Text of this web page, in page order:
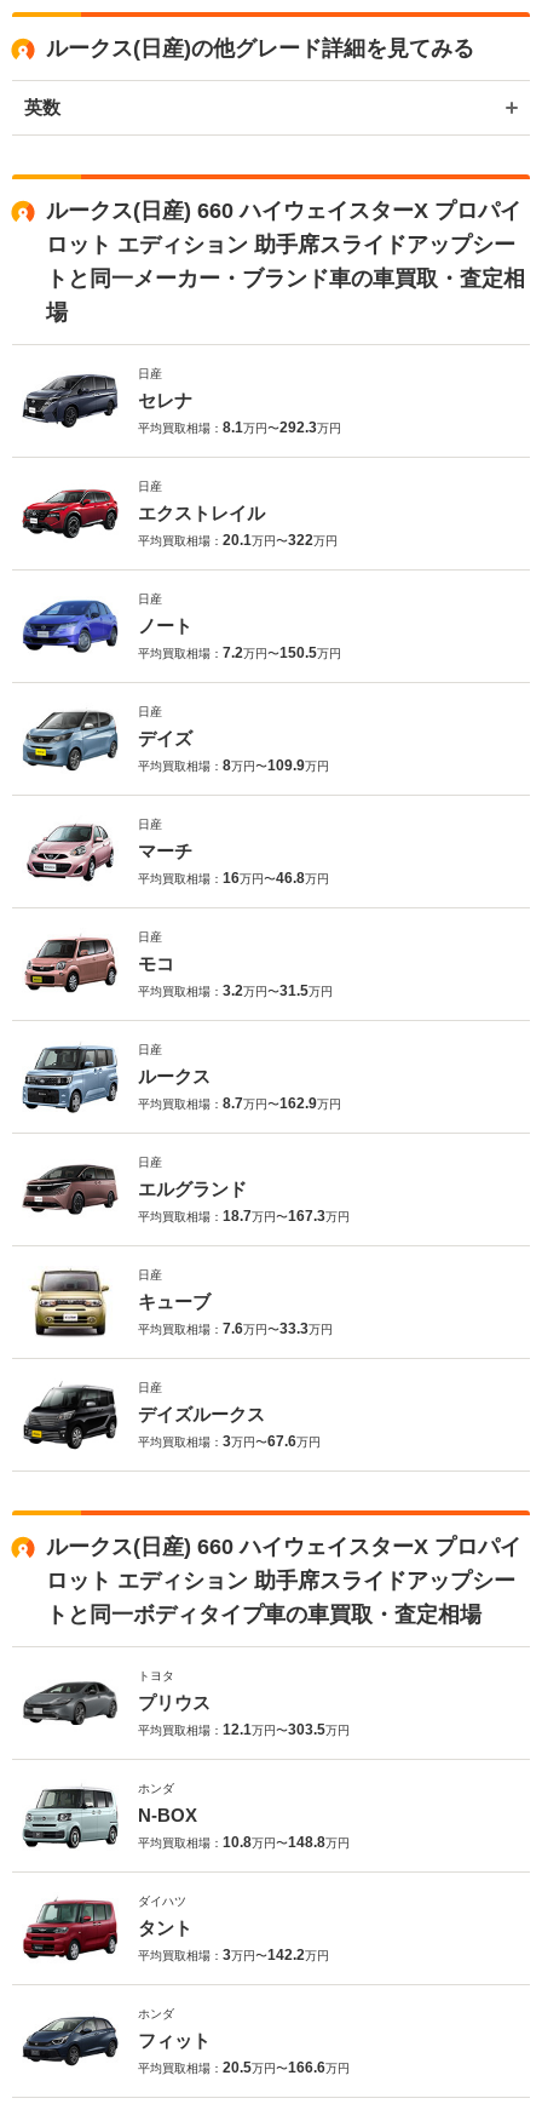
ルークス(日産)の他グレード詳細を見てみる
英数
ルークス(日産) 660 ハイウェイスターX プロパイ
ロット エディション 助手席スライドアップシー
トと同一メーカー・ブランド車の車買取・査定相
場
日産
セレナ
平均買取相場： 8.1万円〜292.3万円
日産
エクストレイル
平均買取相場： 20.1万円〜322万円
日産
ノート
平均買取相場： 7.2万円〜150.5万円
日産
デイズ
平均買取相場： 8万円〜109.9万円
日産
マーチ
平均買取相場： 16万円〜46.8万円
日産
モコ
平均買取相場： 3.2万円〜31.5万円
日産
ルークス
平均買取相場： 8.7万円〜162.9万円
日産
エルグランド
平均買取相場： 18.7万円〜167.3万円
日産
キューブ
平均買取相場： 7.6万円〜33.3万円
日産
デイズルークス
平均買取相場： 3万円〜67.6万円
ルークス(日産) 660 ハイウェイスターX プロパイ
ロット エディション 助手席スライドアップシー
トと同一ボディタイプ車の車買取・査定相場
トヨタ
プリウス
平均買取相場： 12.1万円〜303.5万円
ホンダ
N-BOX
平均買取相場： 10.8万円〜148.8万円
ダイハツ
タント
平均買取相場： 3万円〜142.2万円
ホンダ
フィット
平均買取相場： 20.5万円〜166.6万円